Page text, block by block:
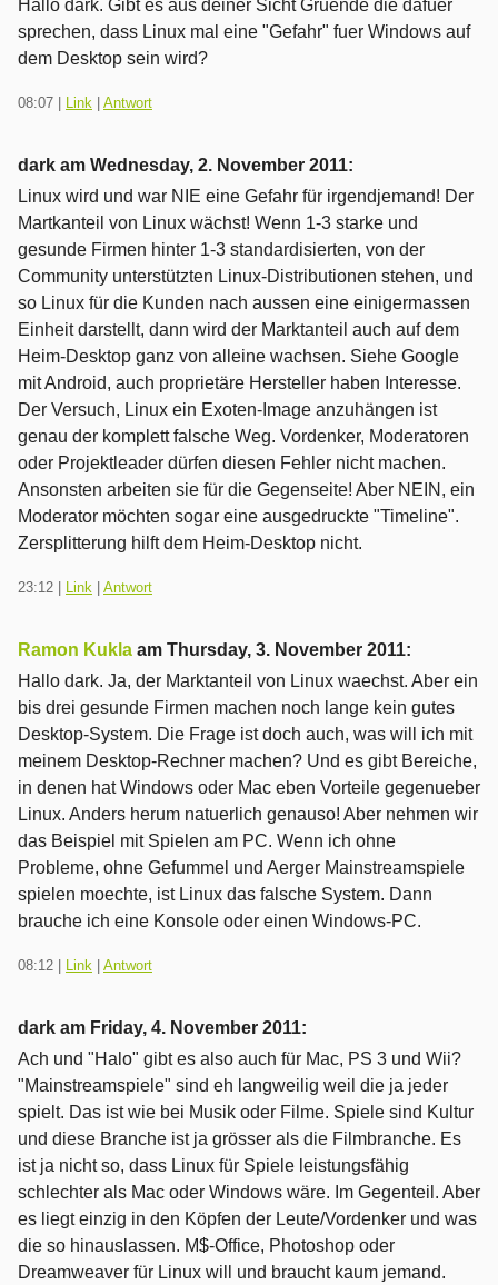
Hallo dark. Gibt es aus deiner Sicht Gruende die dafuer
sprechen, dass Linux mal eine "Gefahr" fuer Windows auf
dem Desktop sein wird?
08:07 Link Antwort
dark am Wednesday, 2. November 2011:
Linux wird und war NIE eine Gefahr für irgendjemand! Der
Martkanteil von Linux wächst! Wenn 1-3 starke und
gesunde Firmen hinter 1-3 standardisierten, von der
Community unterstützten Linux-Distributionen stehen, und
so Linux für die Kunden nach aussen eine einigermassen
Einheit darstellt, dann wird der Marktanteil auch auf dem
Heim-Desktop ganz von alleine wachsen. Siehe Google
mit Android, auch proprietäre Hersteller haben Interesse.
Der Versuch, Linux ein Exoten-Image anzuhängen ist
genau der komplett falsche Weg. Vordenker, Moderatoren
oder Projektleader dürfen diesen Fehler nicht machen.
Ansonsten arbeiten sie für die Gegenseite! Aber NEIN, ein
Moderator möchten sogar eine ausgedruckte "Timeline".
Zersplitterung hilft dem Heim-Desktop nicht.
23:12 Link Antwort
Ramon Kukla am Thursday, 3. November 2011:
Hallo dark. Ja, der Marktanteil von Linux waechst. Aber ein
bis drei gesunde Firmen machen noch lange kein gutes
Desktop-System. Die Frage ist doch auch, was will ich mit
meinem Desktop-Rechner machen? Und es gibt Bereiche,
in denen hat Windows oder Mac eben Vorteile gegenueber
Linux. Anders herum natuerlich genauso! Aber nehmen wir
das Beispiel mit Spielen am PC. Wenn ich ohne
Probleme, ohne Gefummel und Aerger Mainstreamspiele
spielen moechte, ist Linux das falsche System. Dann
brauche ich eine Konsole oder einen Windows-PC.
08:12 Link Antwort
dark am Friday, 4. November 2011:
Ach und "Halo" gibt es also auch für Mac, PS 3 und Wii?
"Mainstreamspiele" sind eh langweilig weil die ja jeder
spielt. Das ist wie bei Musik oder Filme. Spiele sind Kultur
und diese Branche ist ja grösser als die Filmbranche. Es
ist ja nicht so, dass Linux für Spiele leistungsfähig
schlechter als Mac oder Windows wäre. Im Gegenteil. Aber
es liegt einzig in den Köpfen der Leute/Vordenker und was
die so hinauslassen. M$-Office, Photoshop oder
Dreamweaver für Linux will und braucht kaum jemand.